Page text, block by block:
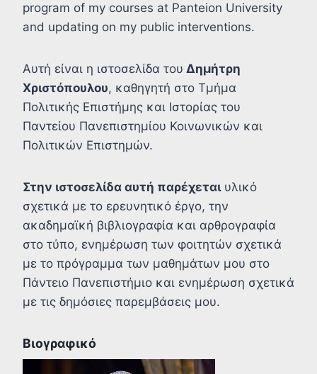
program of my courses at Panteion University
and updating on my public interventions.
Αυτή είναι η ιστοσελίδα του Δημήτρη
Χριστόπουλου, καθηγητή στο Τμήμα
Πολιτικής Επιστήμης και Ιστορίας του
Παντείου Πανεπιστημίου Κοινωνικών και
Πολιτικών Επιστημών.
Στην ιστοσελίδα αυτή παρέχεταιυλικό
σχετικά με το ερευνητικό έργο, την
ακαδημαϊκή βιβλιογραφία και αρθρογραφία
στο τύπο, ενημέρωση των φοιτητών σχετικά
με το πρόγραμμα των μαθημάτων μου στο
Πάντειο Πανεπιστήμιο και ενημέρωση σχετικά
με τις δημόσιες παρεμβάσεις μου.
Βιογραφικό